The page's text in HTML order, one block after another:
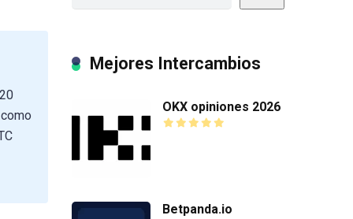
Mejores Intercambios
OKX opiniones 2026
Betpanda.io